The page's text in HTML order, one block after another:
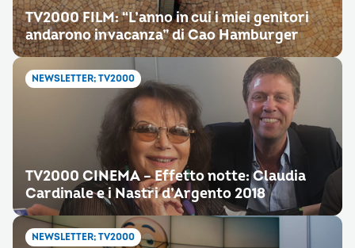
TV2000 FILM: “L’anno in cui i miei genitori
andarono in vacanza” di Cao Hamburger
NEWSLETTER; TV2000
TV2000 CINEMA – Effetto notte: Claudia
Cardinale e i Nastri d’Argento 2018
NEWSLETTER; TV2000